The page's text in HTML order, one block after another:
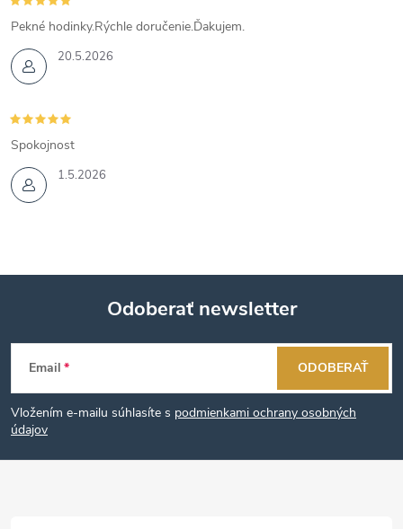
20.5.2026
Pekné hodinky.Rýchle doručenie.Ďakujem.
1.5.2026
Spokojnost
Z
á
p
Odoberať newsletter
Email
Vložením e-mailu súhlasíte s podmienkami ochrany osobných
údajov
ODOBERAŤ